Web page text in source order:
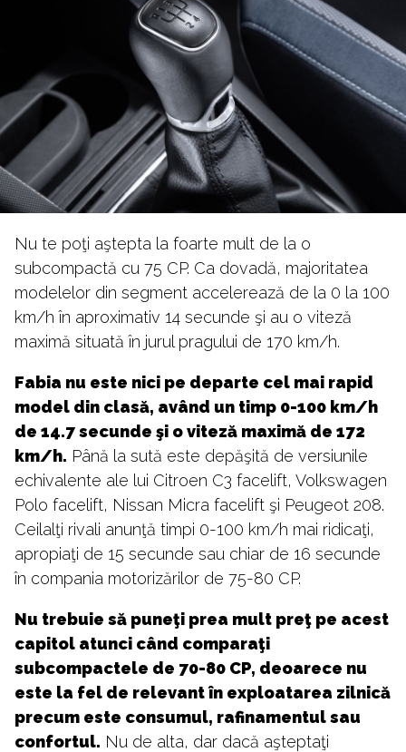
Nu te poţi aştepta la foarte mult de la o
subcompactă cu 75 CP. Ca dovadă, majoritatea
modelelor din segment accelerează de la 0 la 100
km/h în aproximativ 14 secunde şi au o viteză
maximă situată în jurul pragului de 170 km/h.
Fabia nu este nici pe departe cel mai rapid
model din clasă, având un timp 0-100 km/h
de 14.7 secunde şi o viteză maximă de 172
km/h. Până la sută este depăşită de versiunile
echivalente ale lui Citroen C3 facelift, Volkswagen
Polo facelift, Nissan Micra facelift şi Peugeot 208.
Ceilalţi rivali anunţă timpi 0-100 km/h mai ridicaţi,
apropiaţi de 15 secunde sau chiar de 16 secunde
în compania motorizărilor de 75-80 CP.
Nu trebuie să puneţi prea mult preţ pe acest
capitol atunci când comparaţi
subcompactele de 70-80 CP, deoarece nu
este la fel de relevant în exploatarea zilnică
precum este consumul, rafinamentul sau
confortul. Nu de alta, dar dacă aşteptaţi